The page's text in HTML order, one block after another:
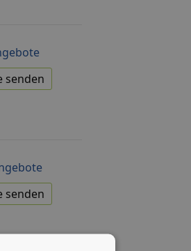
senden
senden